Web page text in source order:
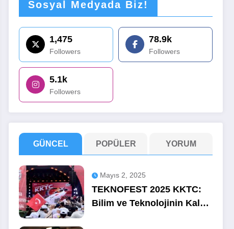
Sosyal Medyada Biz!
1,475
Followers
78.9k
Followers
5.1k
Followers
GÜNCEL POPÜLER YORUM
Mayıs 2, 2025
TEKNOFEST 2025 KKTC:
Bilim ve Teknolojinin Kalbi